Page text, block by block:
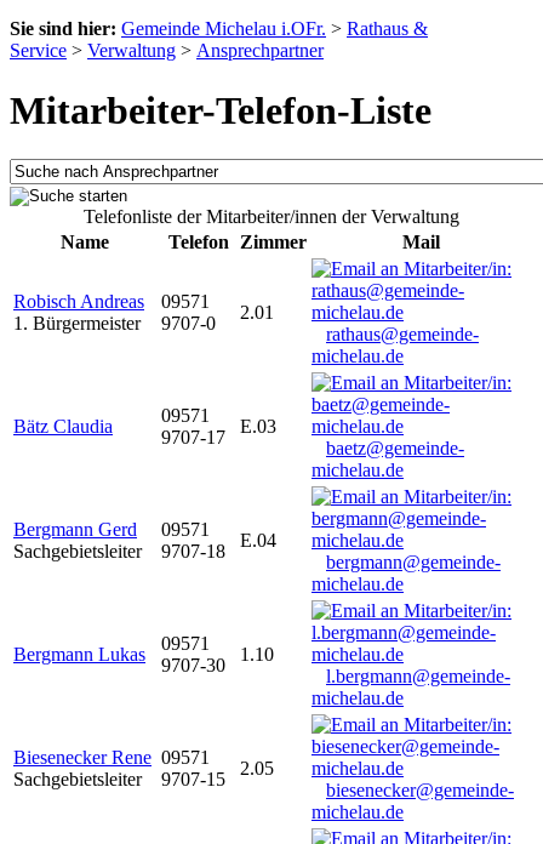
Sie sind hier: Gemeinde Michelau i.OFr. > Rathaus &
Service > Verwaltung > Ansprechpartner
Mitarbeiter-Telefon-Liste
Telefonliste der Mitarbeiter/innen der Verwaltung
Name
Telefon Zimmer Mail
Robisch Andreas
1. Bürgermeister
09571
9707-0
2.01
rathaus@gemeinde-
michelau.de
Bätz Claudia
09571
9707-17
E.03
baetz@gemeinde-
michelau.de
Bergmann Gerd
Sachgebietsleiter
09571
9707-18
E.04
bergmann@gemeinde-
michelau.de
Bergmann Lukas
09571
9707-30
1.10
l.bergmann@gemeinde-
michelau.de
Biesenecker Rene
Sachgebietsleiter
09571
9707-15
2.05
biesenecker@gemeinde-
michelau.de